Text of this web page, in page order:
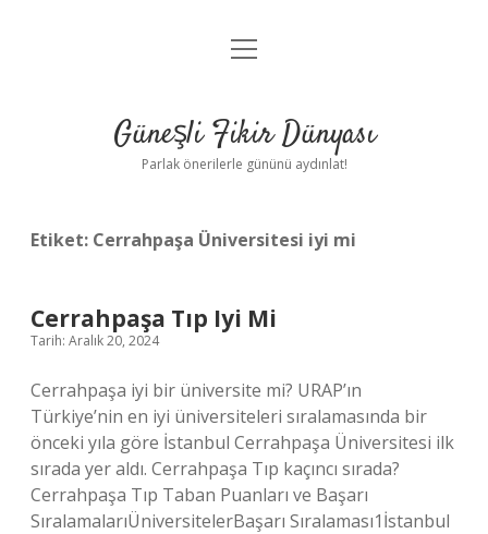
Anasayfa
Yasal Uyarı
menüyü
Güneşli Fikir Dünyası
Parlak önerilerle gününü aydınlat!
Etiket: Cerrahpaşa Üniversitesi iyi mi
Cerrahpaşa Tıp Iyi Mi
Tarih: Aralık 20, 2024
Cerrahpaşa iyi bir üniversite mi? URAP’ın
Türkiye’nin en iyi üniversiteleri sıralamasında bir
önceki yıla göre İstanbul Cerrahpaşa Üniversitesi ilk
sırada yer aldı. Cerrahpaşa Tıp kaçıncı sırada?
Cerrahpaşa Tıp Taban Puanları ve Başarı
SıralamalarıÜniversitelerBaşarı Sıralaması1İstanbul